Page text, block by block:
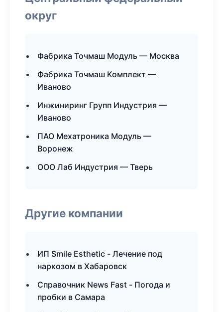
округ
Фабрика Точмаш Модуль — Москва
Фабрика Точмаш Комплект —
Иваново
Инжиниринг Групп Индустрия —
Иваново
ПАО Мехатроника Модуль —
Воронеж
ООО Лаб Индустрия — Тверь
Другие компании
ИП Smile Esthetic - Лечение под
наркозом в Хабаровск
Справочник News Fast - Погода и
пробки в Самара